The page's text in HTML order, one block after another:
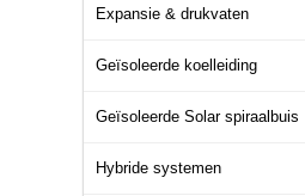
Expansie & drukvaten
Geïsoleerde koelleiding
Geïsoleerde Solar spiraalbuis
Hybride systemen